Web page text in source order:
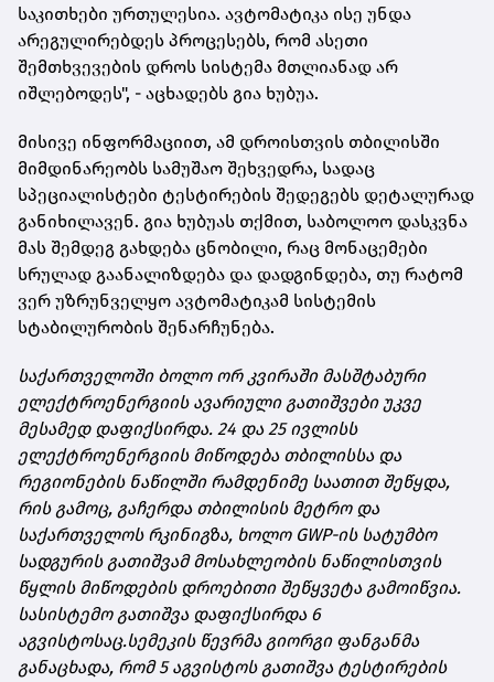
საკითხები ურთულესია. ავტომატიკა ისე უნდა
არეგულირებდეს პროცესებს, რომ ასეთი
შემთხვევების დროს სისტემა მთლიანად არ
იშლებოდეს", - აცხადებს გია ხუბუა.
მისივე ინფორმაციით, ამ დროისთვის თბილისში
მიმდინარეობს სამუშაო შეხვედრა, სადაც
სპეციალისტები ტესტირების შედეგებს დეტალურად
განიხილავენ. გია ხუბუას თქმით, საბოლოო დასკვნა
მას შემდეგ გახდება ცნობილი, რაც მონაცემები
სრულად გაანალიზდება და დადგინდება, თუ რატომ
ვერ უზრუნველყო ავტომატიკამ სისტემის
სტაბილურობის შენარჩუნება.
საქართველოში ბოლო ორ კვირაში მასშტაბური
ელექტროენერგიის ავარიული გათიშვები უკვე
მესამედ დაფიქსირდა. 24 და 25 ივლისს
ელექტროენერგიის მიწოდება თბილისსა და
რეგიონების ნაწილში რამდენიმე საათით შეწყდა,
რის გამოც, გაჩერდა თბილისის მეტრო და
საქართველოს რკინიგზა, ხოლო GWP-ის სატუმბო
სადგურის გათიშვამ მოსახლეობის ნაწილისთვის
წყლის მიწოდების დროებითი შეწყვეტა გამოიწვია.
სასისტემო გათიშვა დაფიქსირდა 6
აგვისტოსაც.სემეკის წევრმა გიორგი ფანგანმა
განაცხადა, რომ 5 აგვისტოს გათიშვა ტესტირების